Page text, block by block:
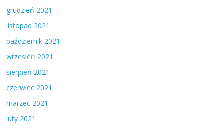
grudzień 2021
listopad 2021
październik 2021
wrzesień 2021
sierpień 2021
czerwiec 2021
marzec 2021
luty 2021